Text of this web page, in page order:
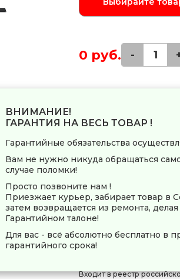
0 руб. -
Монитор Samsung
матрицей и имеет
Заводские данные
Страна-производитель
Общие параметры
Тип
Код производителя
Входит в реестр
ВНИМАНИЕ!
ГАРАНТИЯ НА ВЕСЬ ТОВАР !
Гарантийные обязательства
Вам не нужно никуда обращаться
случае поломки!
Просто позвоните нам !
Приезжает курьер, забирает товар в
затем возвращается из ремонта, делая
Гарантийном талоне!
Для вас - всё абсолютно бесплатно в
гарантийного срока!